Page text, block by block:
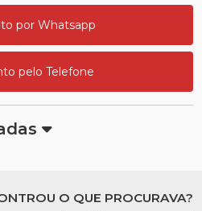
por Whatsapp
pelo Telefone
O QUE PROCURAVA?